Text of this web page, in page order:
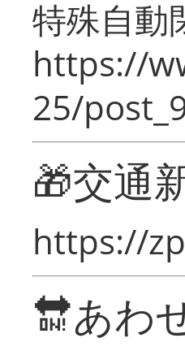
特殊自動
https://
25/
🎁交通
https://
🔛あわ